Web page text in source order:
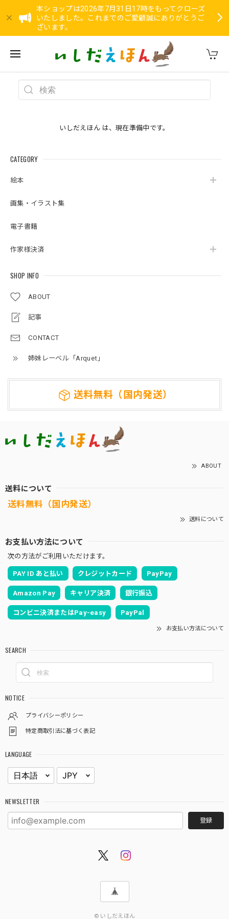
本ショップは2026年7月31日17時をもってクローズ
いたしました。これまでのご愛顧誠にありがとうご
ざいます。
CATEGORY
絵本
画集・イラスト集
電子書籍
作家様決済
SHOP INFO
ABOUT
記事
CONTACT
姉妹レーベル「Arquet」
送料無料（国内発送）
いしだえほん は、現在準備中です。
ABOUT
送料について
送料無料（国内発送）
送料について
お支払い方法について
次の方法がご利用いただけます。
PAY ID あと払い クレジットカード PayPay
Amazon Pay キャリア決済 銀行振込
コンビニ決済またはPay-easy PayPal
お支払い方法について
SEARCH
NOTICE
プライバシーポリシー
特定商取引法に基づく表記
LANGUAGE
NEWSLETTER
登録
© いしだえほん